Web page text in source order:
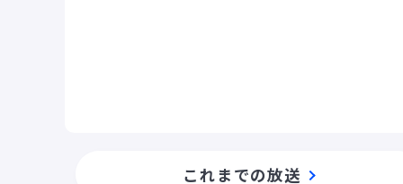
これまでの放送